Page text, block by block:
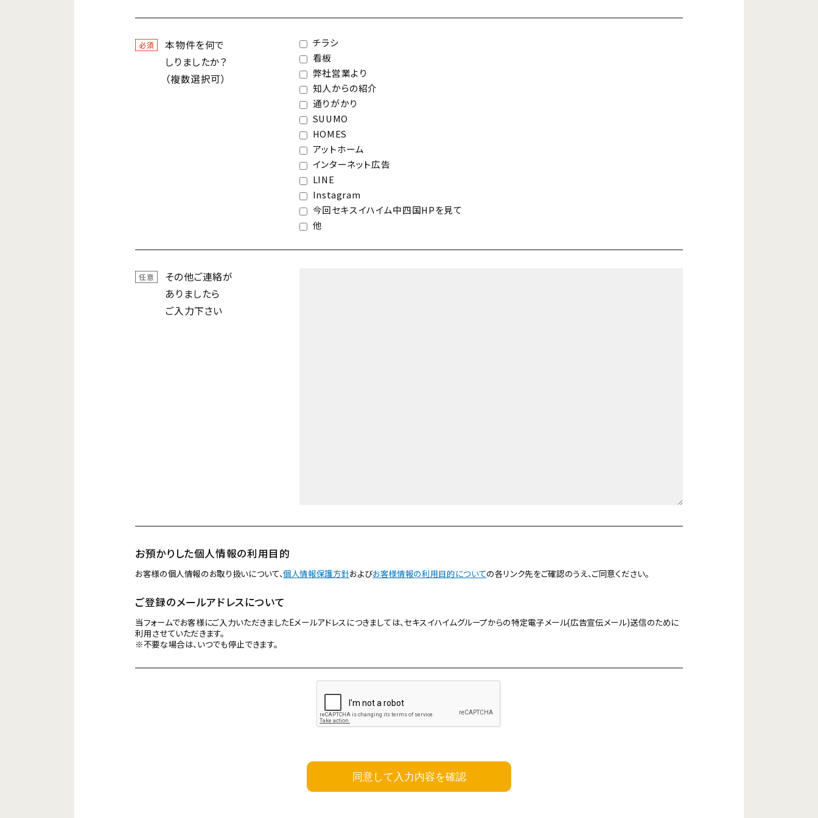
必須
本物件を何で
しりましたか？
（複数選択可）
チラシ
看板
弊社営業より
知人からの紹介
通りがかり
SUUMO
HOMES
アットホーム
インターネット広告
LINE
Instagram
今回セキスイハイム中四国HPを見て
他
任意
その他ご連絡が
ありましたら
ご入力下さい
お預かりした個人情報の利用目的
お客様の個人情報のお取り扱いについて、個人情報保護方針およびお客様情報の利用目的についての各リンク先をご確認のうえ、ご同意ください。
ご登録のメールアドレスについて
当フォームでお客様にご入力いただきましたEメールアドレスにつきましては、セキスイハイムグループからの特定電子メール(広告宣伝メール)送信のために
利用させていただきます。
※不要な場合は、いつでも停止できます。